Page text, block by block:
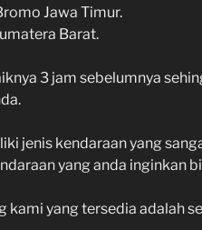
Jawa Timur.
Barat.
3 jam sebelumnya
jenis kendaraan yang
yang anda inginkan
kami yang tersedia adalah